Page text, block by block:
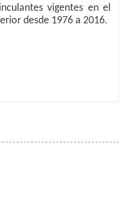
vigentes en el
desde 1976 a 2016.